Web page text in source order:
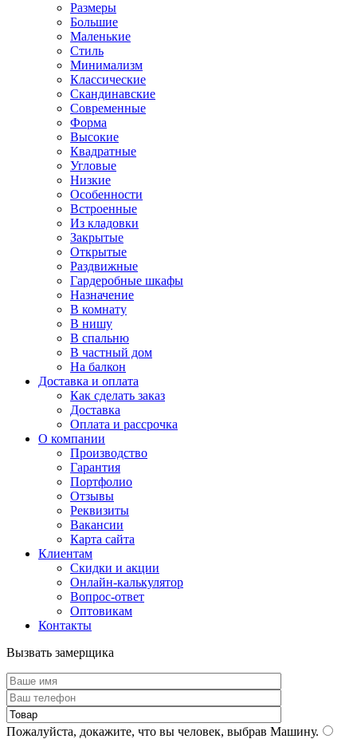
Размеры
Большие
Маленькие
Стиль
Минимализм
Классические
Скандинавские
Современные
Форма
Высокие
Квадратные
Угловые
Низкие
Особенности
Встроенные
Из кладовки
Закрытые
Открытые
Раздвижные
Гардеробные шкафы
Назначение
В комнату
В нишу
В спальню
В частный дом
На балкон
Доставка и оплата
Как сделать заказ
Доставка
Оплата и рассрочка
О компании
Производство
Гарантия
Портфолио
Отзывы
Реквизиты
Вакансии
Карта сайта
Клиентам
Скидки и акции
Онлайн-калькулятор
Вопрос-ответ
Оптовикам
Контакты
Вызвать замерщика
Пожалуйста, докажите, что вы человек, выбрав Машину.